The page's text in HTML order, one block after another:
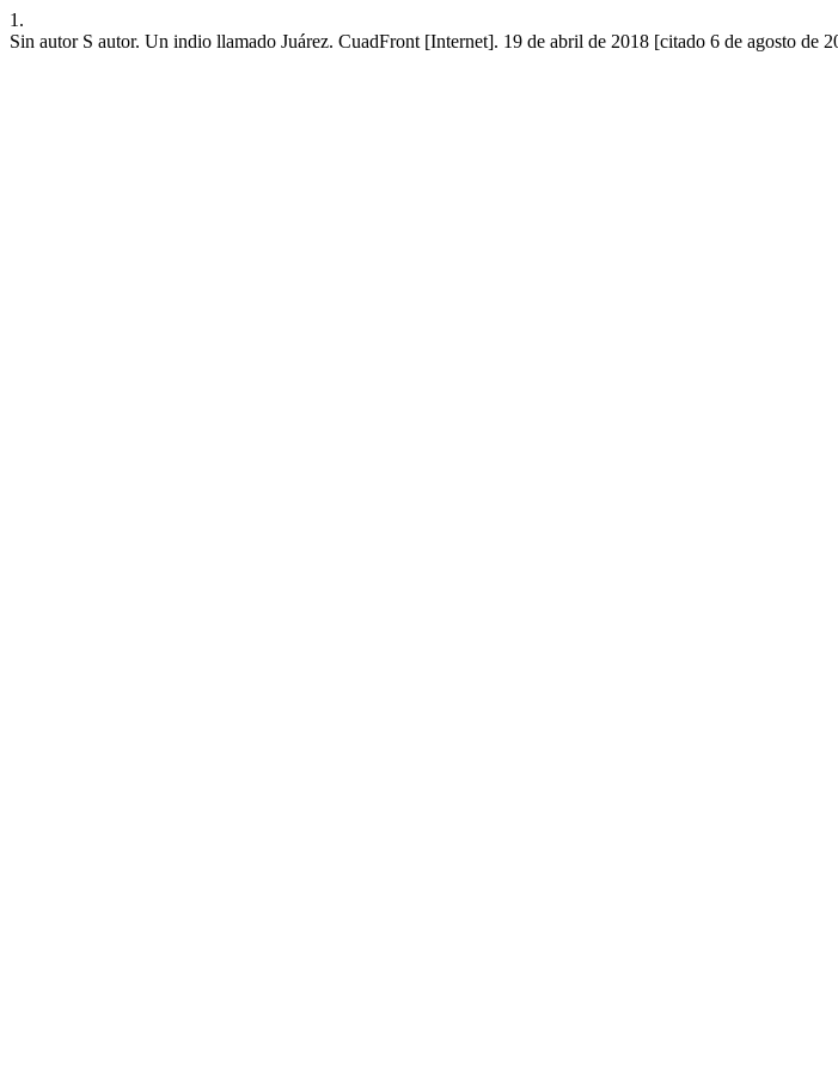
1.
Sin autor S autor. Un indio llamado Juárez. CuadFront [Internet]. 19 de abril de 2018 [citado 6 de agosto